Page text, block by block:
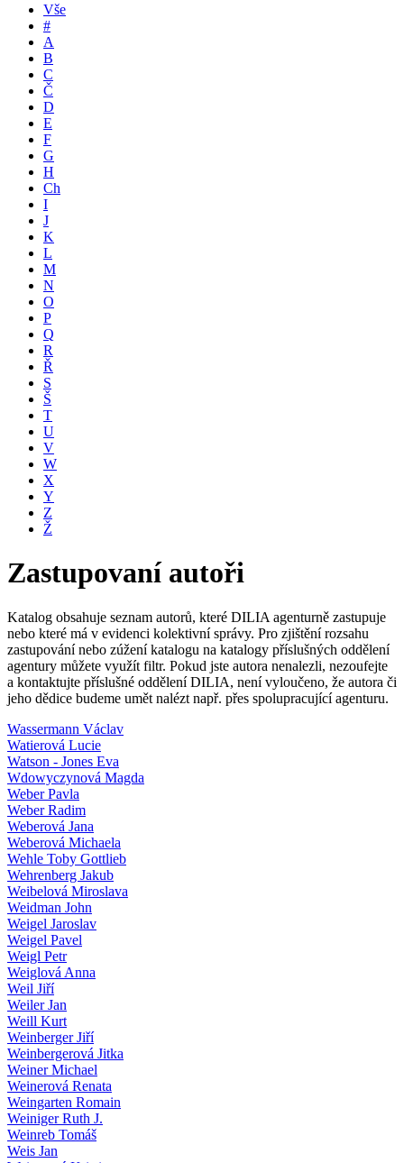
Vše
#
A
B
C
Č
D
E
F
G
H
Ch
I
J
K
L
M
N
O
P
Q
R
Ř
S
Š
T
U
V
W
X
Y
Z
Ž
Zastupovaní autoři
Katalog obsahuje seznam autorů, které DILIA agenturně zastupuje
nebo které má v evidenci kolektivní správy. Pro zjištění rozsahu
zastupování nebo zúžení katalogu na katalogy příslušných oddělení
agentury můžete využít filtr. Pokud jste autora nenalezli, nezoufejte
a kontaktujte příslušné oddělení DILIA, není vyloučeno, že autora či
jeho dědice budeme umět nalézt např. přes spolupracující agenturu.
Wassermann Václav
Watierová Lucie
Watson - Jones Eva
Wdowyczynová Magda
Weber Pavla
Weber Radim
Weberová Jana
Weberová Michaela
Wehle Toby Gottlieb
Wehrenberg Jakub
Weibelová Miroslava
Weidman John
Weigel Jaroslav
Weigel Pavel
Weigl Petr
Weiglová Anna
Weil Jiří
Weiler Jan
Weill Kurt
Weinberger Jiří
Weinbergerová Jitka
Weiner Michael
Weinerová Renata
Weingarten Romain
Weiniger Ruth J.
Weinreb Tomáš
Weis Jan